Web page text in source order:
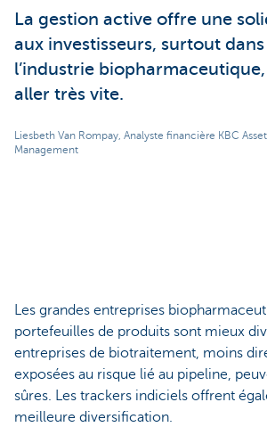
La gestion active offre une
aux investisseurs, surtout
l’industrie
aller très vite.
Liesbeth Van Rompay, Analyste financière KBC Asset
Management
Les grandes entreprises
portefeuilles de produits sont mieux
entreprises de biotraitement, moins
exposées au risque lié au pipeline,
sûres. Les trackers indiciels offrent
meilleure diversification.